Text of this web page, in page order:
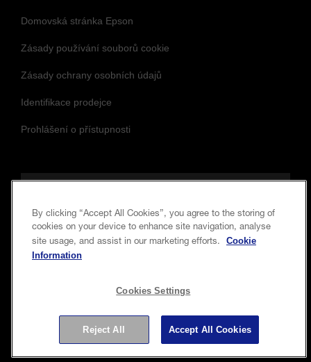
Sledujte nás a zůstaňte v obraze
Copyright © 2026 Seiko Epson Corporation. Všechna práva
vyhrazena.
By clicking “Accept All Cookies”, you agree to the storing of
cookies on your device to enhance site navigation, analyse
site usage, and assist in our marketing efforts.
Cookie
Information
Cookies Settings
Reject All Accept All Cookies